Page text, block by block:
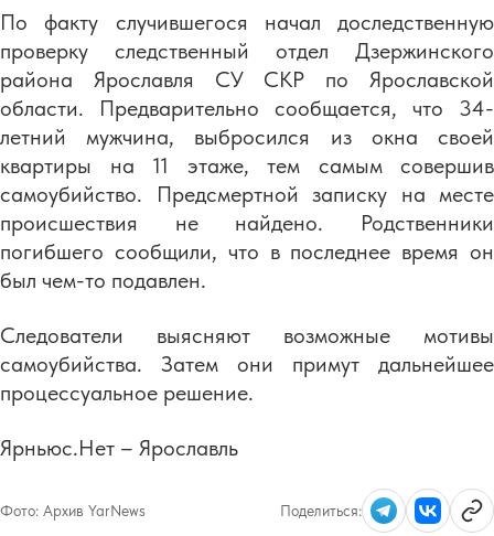
По факту случившегося начал доследственную
проверку следственный отдел Дзержинского
района Ярославля СУ СКР по Ярославской
области. Предварительно сообщается, что 34-
летний мужчина, выбросился из окна своей
квартиры на 11 этаже, тем самым совершив
самоубийство. Предсмертной записку на месте
происшествия не найдено. Родственники
погибшего сообщили, что в последнее время он
был чем-то подавлен.
Следователи выясняют возможные мотивы
самоубийства. Затем они примут дальнейшее
процессуальное решение.
Ярньюс.Нет – Ярославль
Фото: Архив YarNews Поделиться: